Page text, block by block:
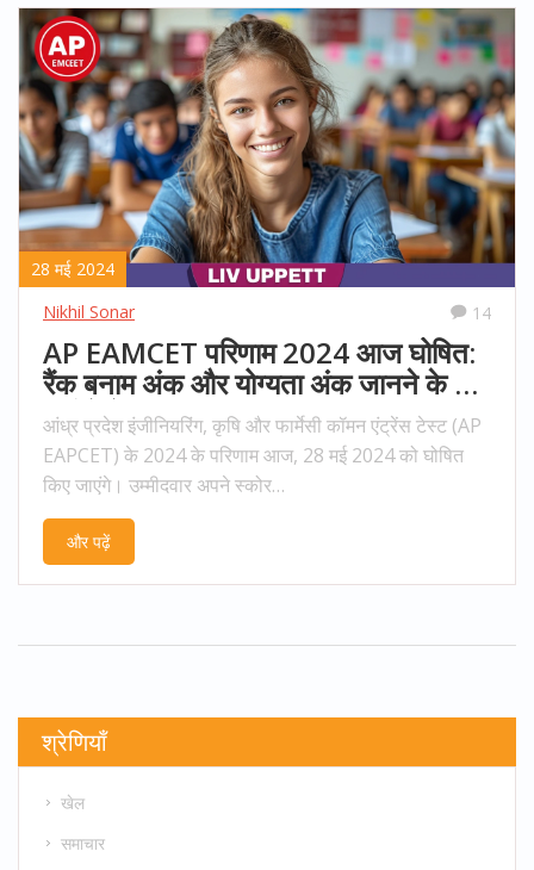
28 मई 2024
Nikhil Sonar
14
AP EAMCET परिणाम 2024 आज घोषित:
रैंक बनाम अंक और योग्यता अंक जानने के लिए
यहाँ देखें
आंध्र प्रदेश इंजीनियरिंग, कृषि और फार्मेसी कॉमन एंट्रेंस टेस्ट (AP
EAPCET) के 2024 के परिणाम आज, 28 मई 2024 को घोषित
किए जाएंगे। उम्मीदवार अपने स्कोर
www.cets.apsche.ap.gov.in पर जाकर पंजीकरण संख्या, हॉल
टिकट संख्या, और जन्म तिथि दर्ज करके देख सकते हैं। AP
और पढ़ें
श्रेणियाँ
खेल
समाचार